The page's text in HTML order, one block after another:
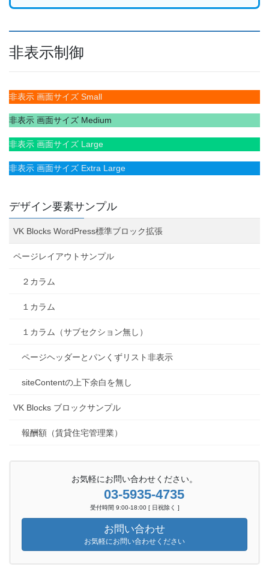
非表示制御
非表示 画面サイズ Small
非表示 画面サイズ Medium
非表示 画面サイズ Large
非表示 画面サイズ Extra Large
デザイン要素サンプル
VK Blocks WordPress標準ブロック拡張
ページレイアウトサンプル
２カラム
１カラム
１カラム（サブセクション無し）
ページヘッダーとパンくずリスト非表示
siteContentの上下余白を無し
VK Blocks ブロックサンプル
報酬額（賃貸住宅管理業）
お気軽にお問い合わせください。
03-5935-4735
受付時間 9:00-18:00 [ 日祝除く ]
お問い合わせ
お気軽にお問い合わせください